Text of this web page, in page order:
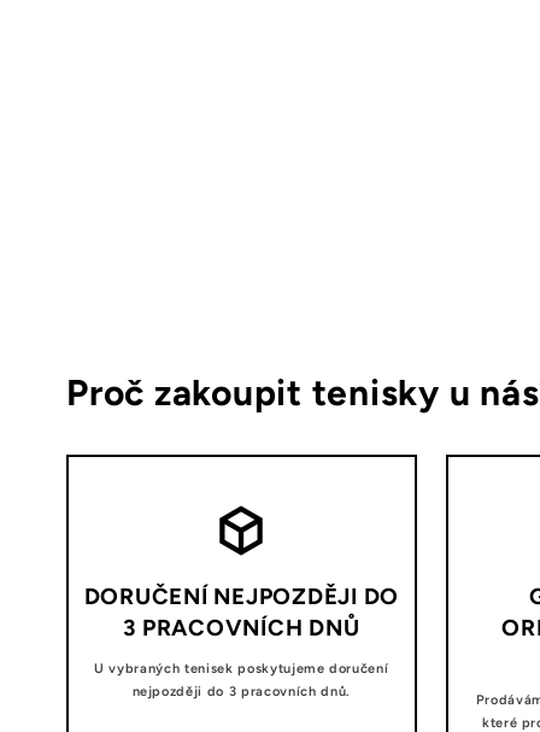
Proč zakoupit tenisky u
DORUČENÍ NEJPOZDĚJI DO
3 PRACOVNÍCH DNŮ
U vybraných tenisek poskytujeme doručení
nejpozději do 3 pracovních dnů.
které